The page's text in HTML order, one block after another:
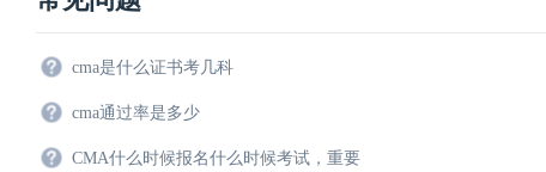
cma是什么证书考几科
cma通过率是多少
CMA什么时候报名什么时候考试，重要